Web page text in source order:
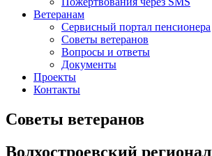
Ветеранам
Сервисный портал пенсионера
Советы ветеранов
Вопросы и ответы
Документы
Проекты
Контакты
Советы ветеранов
Волхостроевский